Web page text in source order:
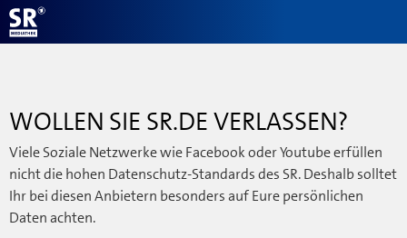
WOLLEN SIE SR.DE VERLASSEN?
Viele Soziale Netzwerke wie Facebook oder Youtube erfüllen
nicht die hohen Datenschutz-Standards des SR. Deshalb solltet
Ihr bei diesen Anbietern besonders auf Eure persönlichen
Daten achten.